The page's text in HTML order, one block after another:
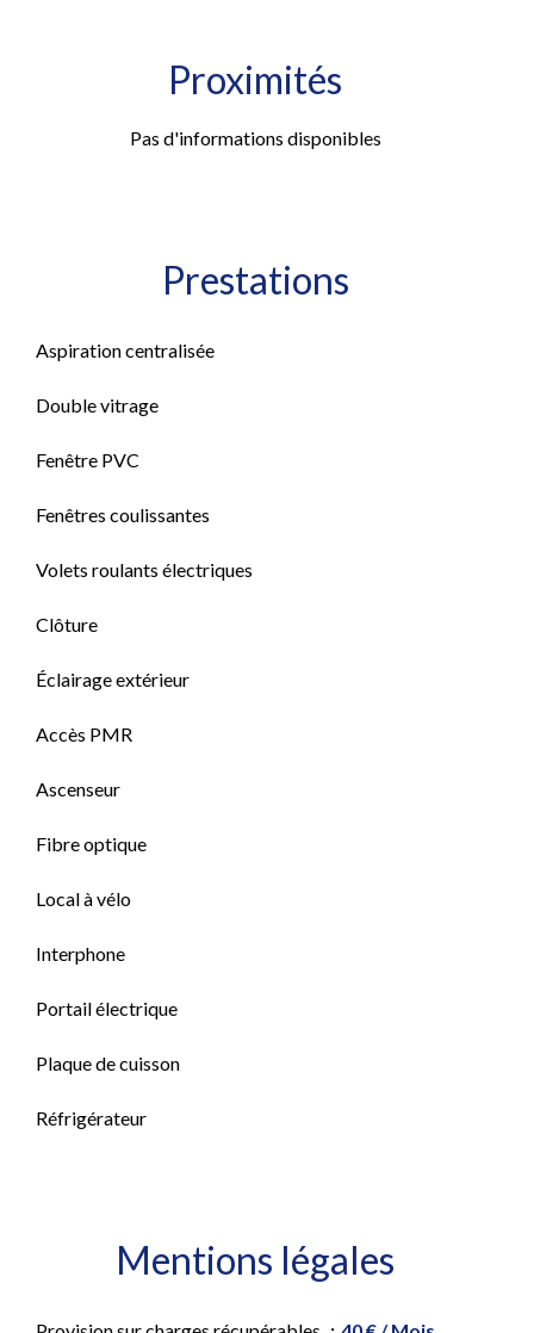
Proximités
Pas d'informations disponibles
Prestations
Aspiration centralisée
Double vitrage
Fenêtre PVC
Fenêtres coulissantes
Volets roulants électriques
Clôture
Éclairage extérieur
Accès PMR
Ascenseur
Fibre optique
Local à vélo
Interphone
Portail électrique
Plaque de cuisson
Réfrigérateur
Mentions légales